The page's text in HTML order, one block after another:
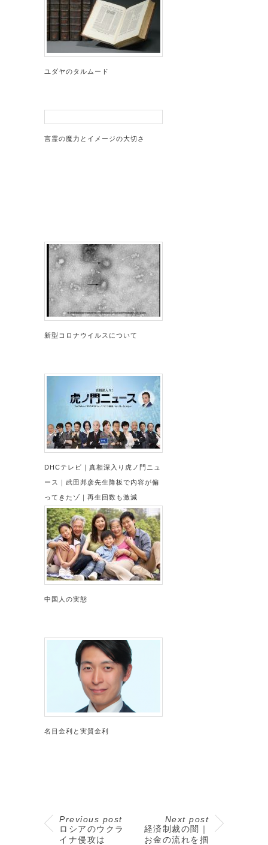
ユダヤのタルムード
言霊の魔力とイメージの大切さ
新型コロナウイルスについて
DHCテレビ｜真相深入り虎ノ門ニュ
ース｜武田邦彦先生降板で内容が偏
ってきたゾ｜再生回数も激減
中国人の実態
名目金利と実質金利
Previous post
ロシアのウクラ
イナ侵攻は
Next post
経済制裁の闇｜
お金の流れを掴